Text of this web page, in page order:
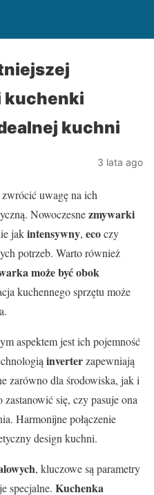
kuchenki
kuchni
3 lata ago
uwagę na ich
Nowoczesnezmywarki
jakintensywny, ecoczy
potrzeb. Warto również
może być obok
kuchennego sprzętu może
aspektem jest ich pojemność
inverterzapewniają
zarówno dla środowiska, jak i
się, czy pasuje ona
Harmonijne połączenie
design kuchni.
, kluczowe są parametry
specjalne. Kuchenka